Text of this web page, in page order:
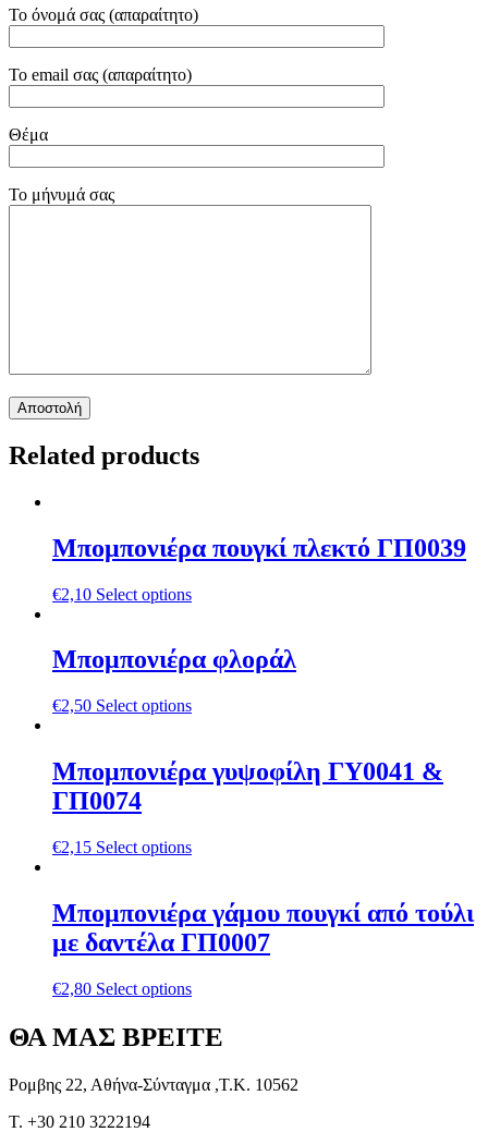
Το όνομά σας (απαραίτητο)
Το email σας (απαραίτητο)
Θέμα
Το μήνυμά σας
Related products
Μπομπονιέρα πουγκί πλεκτό ΓΠ0039
€2,10 Select options
Μπομπονιέρα φλοράλ
€2,50 Select options
Μπομπονιέρα γυψοφίλη ΓΥ0041 &
ΓΠ0074
€2,15 Select options
Μπομπονιέρα γάμου πουγκί από τούλι
με δαντέλα ΓΠ0007
€2,80 Select options
ΘΑ ΜΑΣ ΒΡΕΙΤΕ
Ρομβης 22, Αθήνα-Σύνταγμα ,Τ.Κ. 10562
T. +30 210 3222194